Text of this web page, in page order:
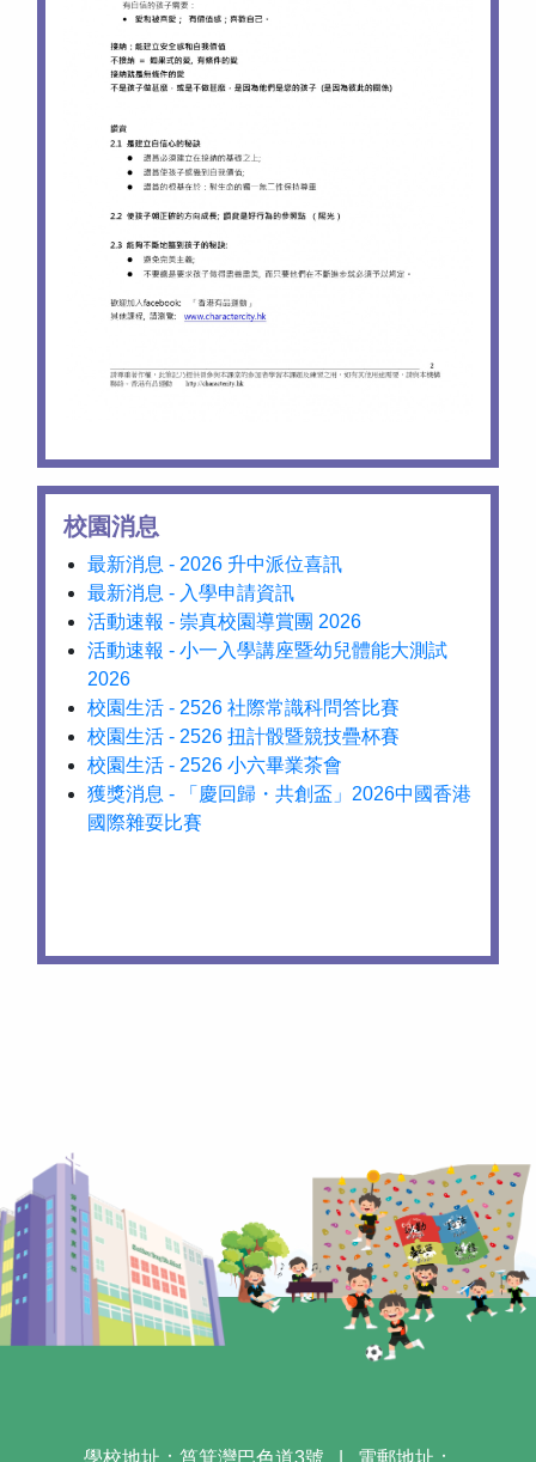
校園消息
最新消息 - 2026 升中派位喜訊
最新消息 - 入學申請資訊
活動速報 - 崇真校園導賞團 2026
活動速報 - 小一入學講座暨幼兒體能大測試
2026
校園生活 - 2526 社際常識科問答比賽
校園生活 - 2526 扭計骰暨競技疊杯賽
校園生活 - 2526 小六畢業茶會
獲獎消息 - 「慶回歸・共創盃」2026中國香港
國際雜耍比賽
學校地址：筲箕灣巴色道3號 電郵地址：